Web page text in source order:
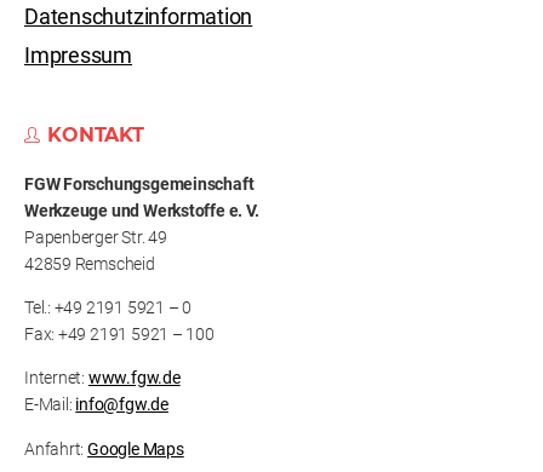
Datenschutzinformation
Impressum
KONTAKT
FGW Forschungs­gemeinschaft
Werkzeuge und Werkstoffe e. V.
Papenberger Str. 49
42859 Remscheid
Tel.: +49 2191 5921 – 0
Fax: +49 2191 5921 – 100
Internet: www.fgw.de
E-Mail: info@fgw.de
Anfahrt:Google Maps